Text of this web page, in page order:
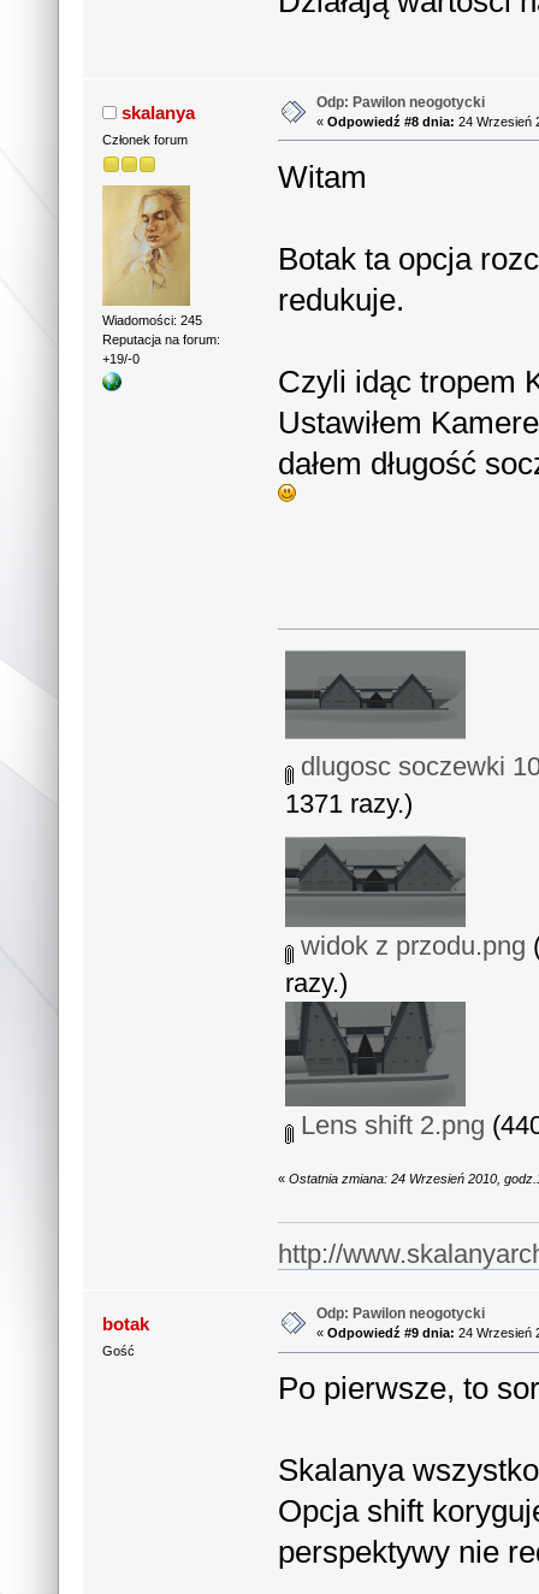
skalanya
Członek forum
Wiadomości: 245
Reputacja na forum:
+19/-0
Odp: Pawilon neogotycki
«Odpowiedź #8 dnia: 24 Wrzesień
Witam
Botak ta opcja
redukuje.
Czyli idąc tropem
Ustawiłem
dałem długość
dlugosc soczewki
1371 razy.)
widok z przodu.png
razy.)
Lens shift 2.png
«Ostatnia zmiana: 24 Wrzesień 2010,
http://
botak
Gość
Odp: Pawilon neogotycki
«Odpowiedź #9 dnia: 24 Wrzesień
Po pierwsze, to
Skalanya
Opcja shift
perspektywy nie